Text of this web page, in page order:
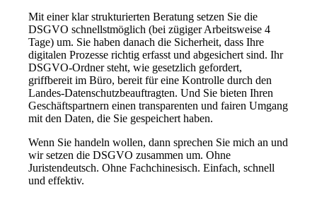
Mit einer klar strukturierten Beratung setzen Sie die
DSGVO schnellstmöglich (bei zügiger Arbeitsweise 4
Tage) um. Sie haben danach die Sicherheit, dass Ihre
digitalen Prozesse richtig erfasst und abgesichert sind. Ihr
DSGVO-Ordner steht, wie gesetzlich gefordert,
griffbereit im Büro, bereit für eine Kontrolle durch den
Landes-Datenschutzbeauftragten. Und Sie bieten Ihren
Geschäftspartnern einen transparenten und fairen Umgang
mit den Daten, die Sie gespeichert haben.
Wenn Sie handeln wollen, dann sprechen Sie mich an und
wir setzen die DSGVO zusammen um. Ohne
Juristendeutsch. Ohne Fachchinesisch. Einfach, schnell
und effektiv.